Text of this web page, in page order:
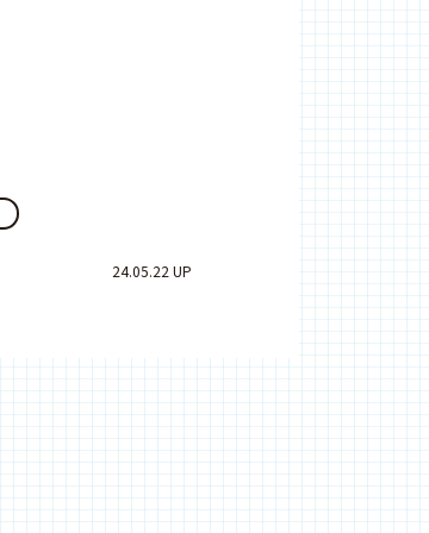
24.05.22 UP